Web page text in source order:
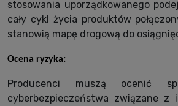
stosowania uporządkowanego
cały cykl życia produktów
stanowią mapę drogową do
Ocena ryzyka:
Producenci muszą ocenić
cyberbezpieczeństwa związane z